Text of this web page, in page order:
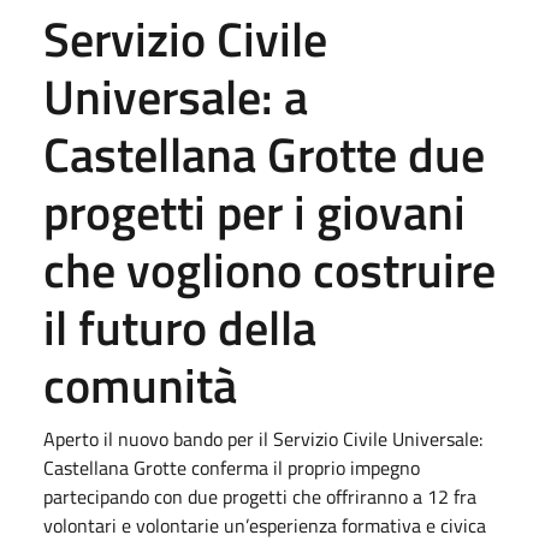
Servizio Civile
Universale: a
Castellana Grotte due
progetti per i giovani
che vogliono costruire
il futuro della
comunità
Aperto il nuovo bando per il Servizio Civile Universale:
Castellana Grotte conferma il proprio impegno
partecipando con due progetti che offriranno a 12 fra
volontari e volontarie un’esperienza formativa e civica